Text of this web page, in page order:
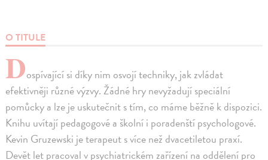
O TITULE
Dospívající si díky nim osvojí techniky, jak zvládat
efektivněji různé výzvy. Žádné hry nevyžadují speciální
pomůcky a lze je uskutečnit s tím, co máme běžně k dispozici.
Knihu uvítají pedagogové a školní i poradenští psychologové.
Kevin Gruzewski je terapeut s více než dvacetiletou praxí.
Devět let pracoval v psychiatrickém zařízení na oddělení pro